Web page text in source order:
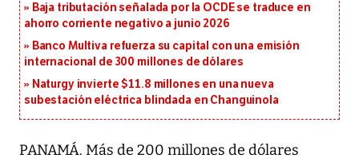
Baja tributación señalada por la OCDE se traduce en
ahorro corriente negativo a junio 2026
Banco Multiva refuerza su capital con una emisión
internacional de 300 millones de dólares
Naturgy invierte $11.8 millones en una nueva
subestación eléctrica blindada en Changuinola
PANAMÁ. Más de 200 millones de dólares